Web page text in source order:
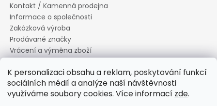
K personalizaci obsahu a reklam, poskytování funkcí
sociálních médií a analýze naší návštěvnosti
využíváme soubory cookies. Více informací zde.
Kontakt / Kamenná prodejna
Informace o společnosti
Zakázková výroba
Prodávané značky
Vrácení a výměna zboží
Informace o souborech cookies
Reklamační řád
Obchodní podmínky